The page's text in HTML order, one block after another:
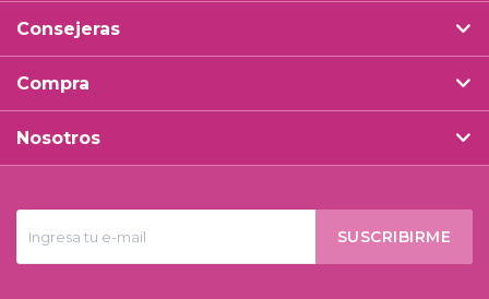
SUSCRIBIRME
Consejeras
Compra
Nosotros